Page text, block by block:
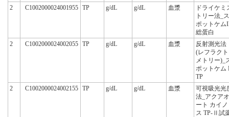
2
C1002000024001955 TP g/dL g/dL 血漿
ドライケミ
トリー法_ス
ポットケム
総蛋白
2
C1002000024002055 TP g/dL g/dL 血漿
反射測光法
(レフラクト
メトリー)_
ポットケム
TP
2
C1002000024002155 TP g/dL g/dL 血漿
可視吸光光
法_アクアオ
ート カイノ
ス TP-Ⅱ試